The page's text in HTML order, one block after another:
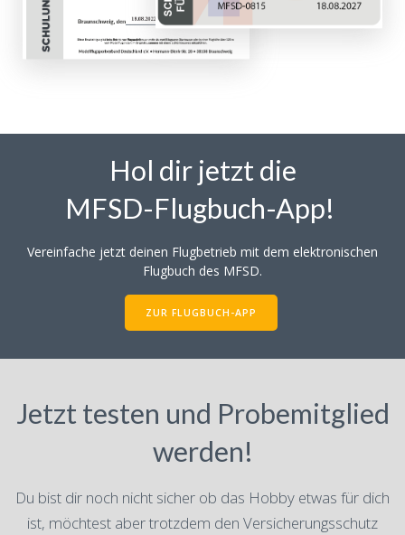
Hol dir jetzt die
MFSD-Flugbuch-App!
Vereinfache jetzt deinen Flugbetrieb mit dem elektronischen
Flugbuch des MFSD.
ZUR FLUGBUCH-APP
Jetzt testen und Probemitglied
werden!
Du bist dir noch nicht sicher ob das Hobby etwas für dich
ist, möchtest aber trotzdem den Versicherungsschutz